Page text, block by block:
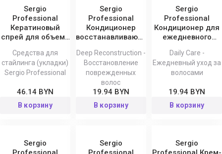
Sergio
Professional
Кератиновый
спрей для объема
эффектом 200 мл
Средства для
стайлинга (укладки)
Sergio Professional
46.14 BYN
В корзину
Sergio
Professional
Кондиционер
восстанавливающий
Reconstruction
Deep Reconstruction -
Восстановление
поврежденных
волос
19.94 BYN
В корзину
Sergio
Professional
Кондиционер для
ежедневного
Daily Care
Daily Care -
Ежедневный уход за
волосами
19.94 BYN
В корзину
Sergio
Sergio
Sergio